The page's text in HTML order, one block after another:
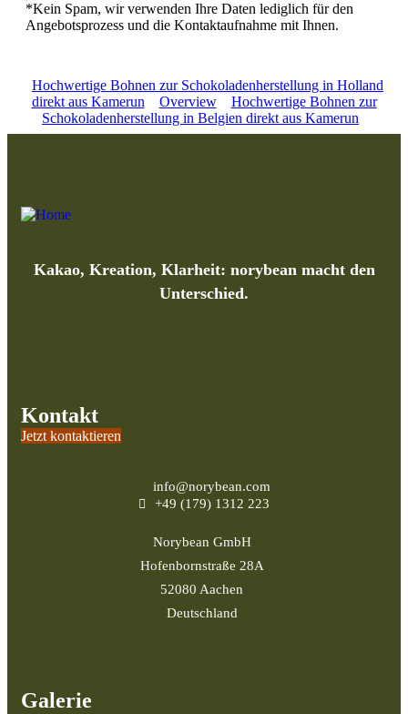
*Kein Spam, wir verwenden Ihre Daten lediglich für den
Angebotsprozess und die Kontaktaufnahme mit Ihnen.
Hochwertige Bohnen zur Schokoladenherstellung in Holland
direkt aus Kamerun
Overview
Hochwertige Bohnen zur
Schokoladenherstellung in Belgien direkt aus Kamerun
Kakao, Kreation, Klarheit: norybean macht den
Unterschied.
Kontakt
Jetzt kontaktieren
info@norybean.com
+49 (179) 1312 223
Norybean GmbH
Hofenbornstraße 28A
52080 Aachen
Deutschland
Galerie